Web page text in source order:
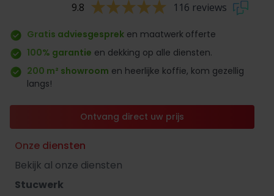
9.8 116 reviews
Gratis adviesgesprek en maatwerk offerte
100% garantie en dekking op alle diensten.
200 m² showroom en heerlijke koffie, kom gezellig
langs!
Ontvang direct uw prijs
Onze diensten
Bekijk al onze diensten
Stucwerk